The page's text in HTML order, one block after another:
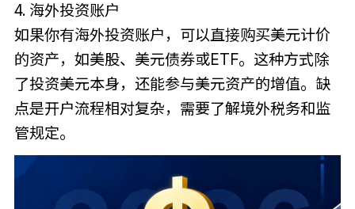
4. 海外投资账户
如果你有海外投资账户，可以直接购买美元计价
的资产，如美股、美元债券或ETF。这种方式除
了投资美元本身，还能参与美元资产的增值。缺
点是开户流程相对复杂，需要了解境外税务和监
管规定。